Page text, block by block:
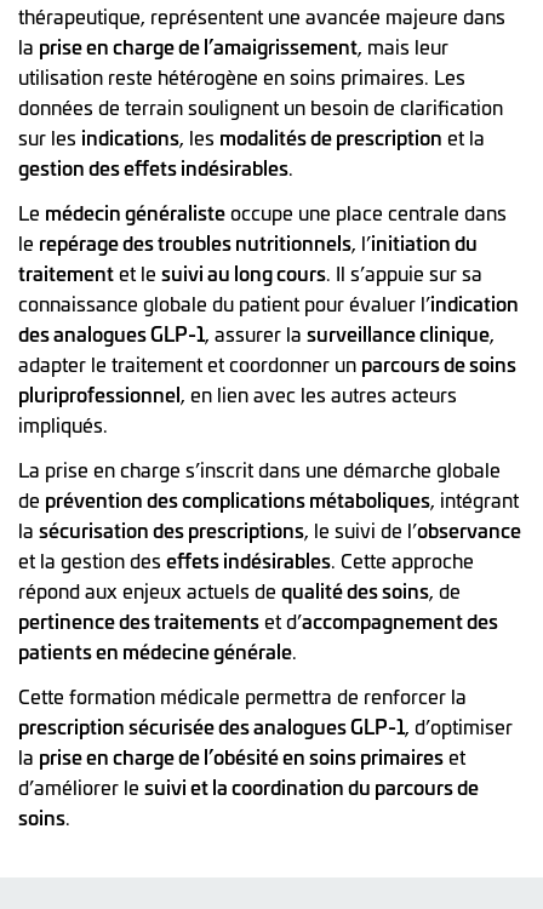
thérapeutique, représentent une avancée majeure dans
la prise en charge de l’amaigrissement, mais leur
utilisation reste hétérogène en soins primaires. Les
données de terrain soulignent un besoin de clarification
sur les indications, les modalités de prescription et la
gestion des effets indésirables.
Le médecin généralisteoccupe une place centrale dans
le repérage des troubles nutritionnels, l’initiation du
traitementet le suivi au long cours. Il s’appuie sur sa
connaissance globale du patient pour évaluer l’indication
des analogues GLP-1, assurer la surveillance clinique,
adapter le traitement et coordonner un parcours de soins
pluriprofessionnel, en lien avec les autres acteurs
impliqués.
La prise en charge s’inscrit dans une démarche globale
de prévention des complications métaboliques, intégrant
la sécurisation des prescriptions, le suivi de l’observance
et la gestion des effets indésirables. Cette approche
répond aux enjeux actuels de qualité des soins, de
pertinence des traitementset d’accompagnement des
patients en médecine générale.
Cette formation médicale permettra de renforcer la
prescription sécurisée des analogues GLP-1, d’optimiser
la prise en charge de l’obésité en soins primaireset
d’améliorer le suivi et la coordination du parcours de
soins.